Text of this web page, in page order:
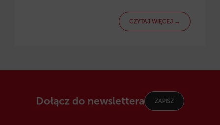
CZYTAJ WIĘCEJ →
Dołącz do newslettera ZAPISZ